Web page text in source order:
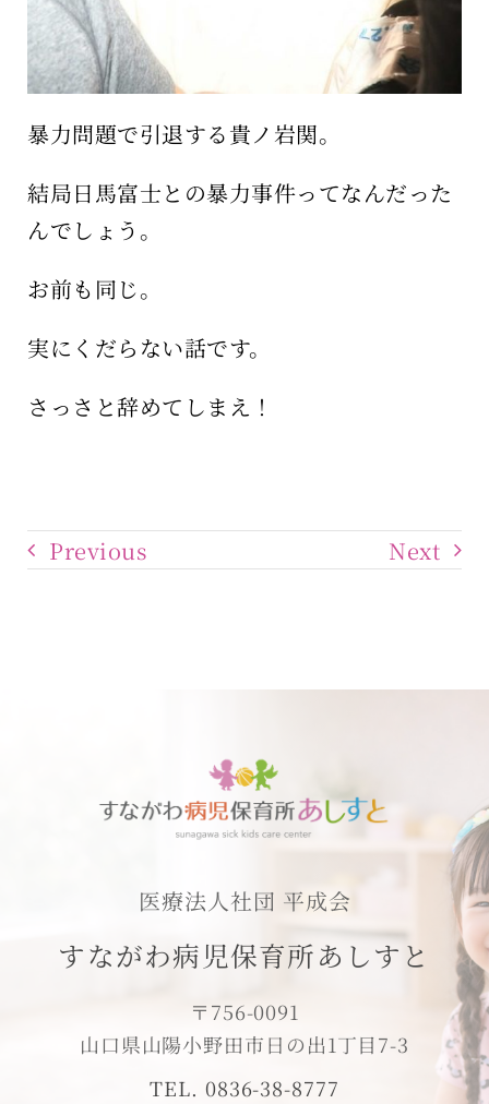
暴力問題で引退する貴ノ岩関。
結局日馬富士との暴力事件ってなんだった
んでしょう。
お前も同じ。
実にくだらない話です。
さっさと辞めてしまえ！
Previous Next
医療法人社団 平成会
すながわ病児保育所あしすと
〒756-0091
山口県山陽小野田市日の出1丁目7-3
TEL. 0836-38-8777